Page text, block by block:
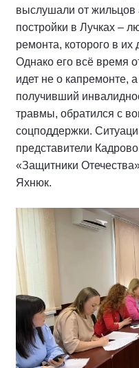
выслушали от жильцов
постройки в Лучках –
ремонта, которого в
Однако его всё время
идет не о капремонте,
получивший
травмы, обратился с
соцподдержки.
представители
«Защитники
Яхнюк.